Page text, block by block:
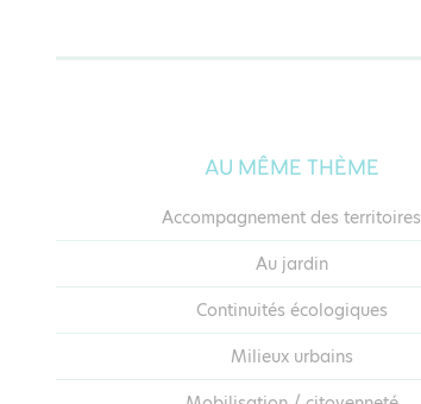
AU MÊME THÈME
Accompagnement des territoires
Au jardin
Continuités écologiques
Milieux urbains